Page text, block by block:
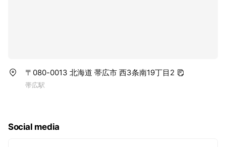
〒080-0013 北海道 帯広市 西3条南19丁目2
帯広駅
Social media